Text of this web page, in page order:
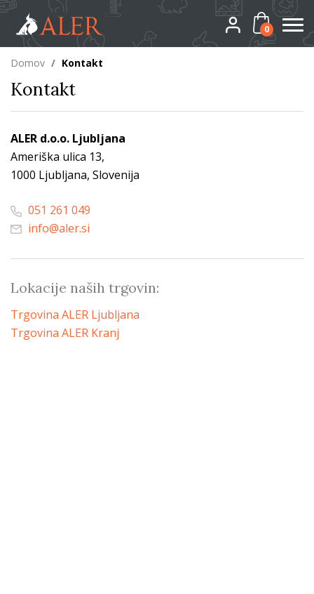
0
Domov / Kontakt
Kontakt
ALER d.o.o. Ljubljana
Ameriška ulica 13,
1000 Ljubljana, Slovenija
051 261 049
info@aler.si
Lokacije naših trgovin:
Trgovina ALER Ljubljana
Trgovina ALER Kranj